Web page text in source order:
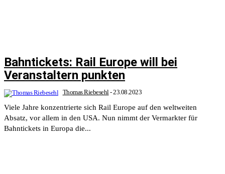
Bahntickets: Rail Europe will bei
Veranstaltern punkten
Thomas Riebesehl-23.08.2023
Viele Jahre konzentrierte sich Rail Europe auf den weltweiten
Absatz, vor allem in den USA. Nun nimmt der Vermarkter für
Bahntickets in Europa die...